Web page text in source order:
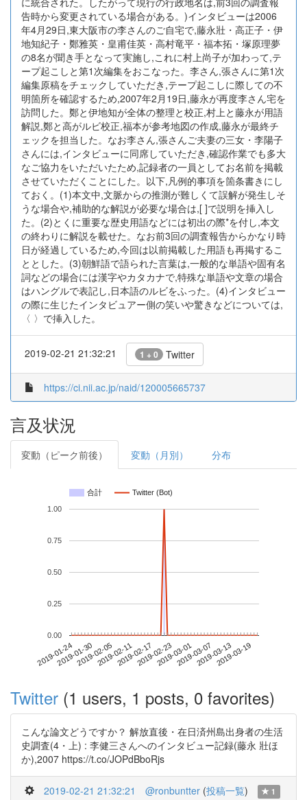
告時から変更されている場合がある。)インタビューは2006
年4月29日,東大阪市の李さんのご自宅で,藤永壯・高正子・伊
地知紀子・鄭雅英・皇甫佳英・高村竜平・福本拓・塚原理夢
の8名が聞き手となって実施し,これに村上尚子が加わって,テ
ープ起こしと第1次編集をおこなった。李さん,張さんに第1次
編集原稿をチェックしていただき,テープ起こしに際しての不
明箇所を確認するため,2007年2月19日,藤永が再度李さん宅を
訪問した。鄭と伊地知が全体の整理と校正,村上と藤永が用語
解説,鄭と高がルビ校正,福本が参考地図の作成,藤永が最終チ
ェックを担当した。なお李さん,張さんご夫妻の三女・李陽子
さんには,インタビューに同席していただき,確認作業でも多大
なご協力をいただいたため,記録者の一員としてお名前を掲載
させていただくことにした。以下,凡例的事項を箇条書きにし
ておく。(1)本文中,文脈からの推測が難しくて誤解が発生しそ
うな場合や,補助的な解説が必要な場合は,[ ]で説明を挿入し
た。(2)とくに重要な歴史用語などには初出の際*を付し,本文
の終わりに解説を載せた。なお前3回の調査報告からかなり時
日が経過しているため,今回は以前掲載した用語も再掲するこ
ととした。(3)朝鮮語で語られた言葉は,一般的な単語や固有名
詞などの場合には漢字やカタカナで,特殊な単語や文章の場合
はハングルで表記し,日本語のルビをふった。(4)インタビュー
の際に生じたインタビュアー側の笑いや驚きなどについては,
〈 〉で挿入した。
2019-02-21 21:32:21 1 + 0 Twitter
https://ci.nii.ac.jp/naid/120005665737
言及状況
変動（ピーク前後） 変動（月別） 分布
合計 Twitter (Bot)
2019-01-242019-01-302019-02-052019-02-112019-02-172019-02-232019-03-012019-03-072019-03-132019-03-19
0.00
0.25
0.50
0.75
1.00
Twitter (1 users, 1 posts, 0 favorites)
こんな論文どうですか？ 解放直後・在日済州島出身者の生活
史調査(4・上) : 李健三さんへのインタビュー記録(藤永 壯ほ
か),2007 https://t.co/JOPdBboRjs
2019-02-21 21:32:21 @ronbuntter (投稿一覧) 1